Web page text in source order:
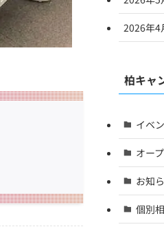
2026年4
柏キャ
イベ
オー
お知
個別